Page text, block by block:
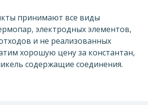
принимают все виды
электродных элементов,
и не реализованных
хорошую цену за константан,
содержащие соединения.